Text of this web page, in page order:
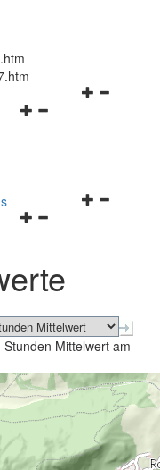
Navigationsmenü
Navigationsmenü
schließen
Mittelwert am